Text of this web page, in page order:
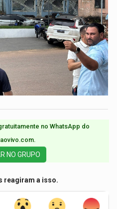
no WhatsApp do
NO GRUPO
reagiram a isso.